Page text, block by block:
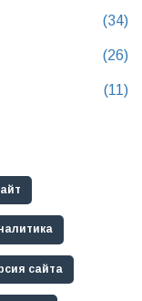
(34)
(26)
(11)
сайта